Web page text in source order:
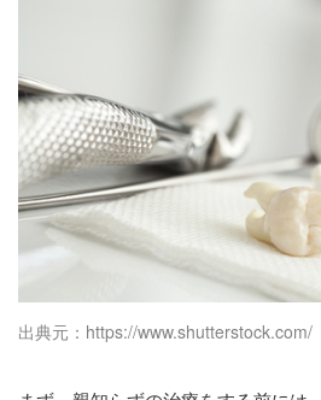
出典元：https://www.shutterstock.com/